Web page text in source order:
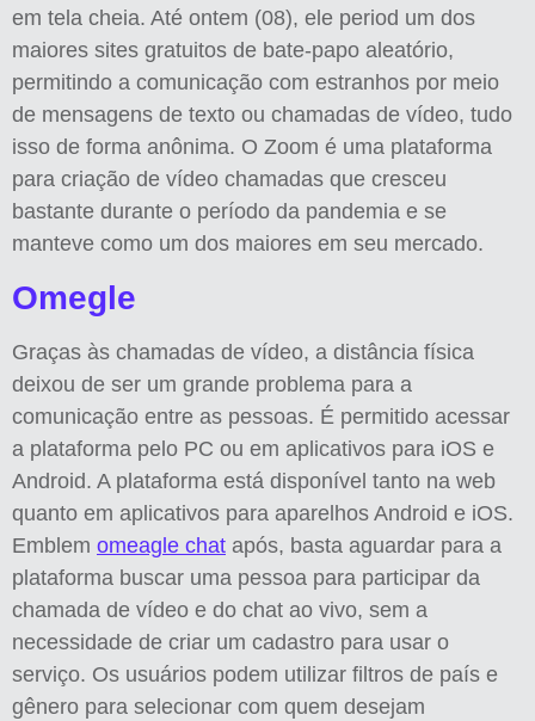
em tela cheia. Até ontem (08), ele period um dos
maiores sites gratuitos de bate-papo aleatório,
permitindo a comunicação com estranhos por meio
de mensagens de texto ou chamadas de vídeo, tudo
isso de forma anônima. O Zoom é uma plataforma
para criação de vídeo chamadas que cresceu
bastante durante o período da pandemia e se
manteve como um dos maiores em seu mercado.
Omegle
Graças às chamadas de vídeo, a distância física
deixou de ser um grande problema para a
comunicação entre as pessoas. É permitido acessar
a plataforma pelo PC ou em aplicativos para iOS e
Android. A plataforma está disponível tanto na web
quanto em aplicativos para aparelhos Android e iOS.
Emblem omeagle chat após, basta aguardar para a
plataforma buscar uma pessoa para participar da
chamada de vídeo e do chat ao vivo, sem a
necessidade de criar um cadastro para usar o
serviço. Os usuários podem utilizar filtros de país e
gênero para selecionar com quem desejam